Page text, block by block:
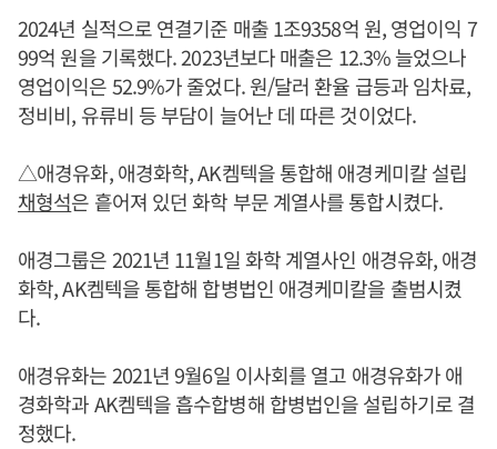
2024년 실적으로 연결기준 매출 1조9358억 원, 영업이익 7
99억 원을 기록했다. 2023년보다 매출은 12.3% 늘었으나
영업이익은 52.9%가 줄었다. 원/달러 환율 급등과 임차료,
정비비, 유류비 등 부담이 늘어난 데 따른 것이었다.
△애경유화, 애경화학, AK켐텍을 통합해 애경케미칼 설립
채형석은 흩어져 있던 화학 부문 계열사를 통합시켰다.
애경그룹은 2021년 11월1일 화학 계열사인 애경유화, 애경
화학, AK켐텍을 통합해 합병법인 애경케미칼을 출범시켰
다.
애경유화는 2021년 9월6일 이사회를 열고 애경유화가 애
경화학과 AK켐텍을 흡수합병해 합병법인을 설립하기로 결
정했다.